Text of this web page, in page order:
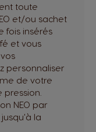
toute
et/ou sachet
fois insérés
et vous
personnaliser
de votre
pression.
NEO par
jusqu'à la